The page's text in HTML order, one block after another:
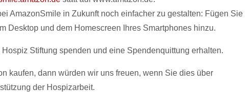
AmazonSmile in Zukunft noch einfacher zu gestalten: Fügen Sie
Desktop und dem Homescreen Ihres Smartphones hinzu.
Stiftung spenden und eine Spendenquittung erhalten.
kaufen, dann würden wir uns freuen, wenn Sie dies über
der Hospizarbeit.